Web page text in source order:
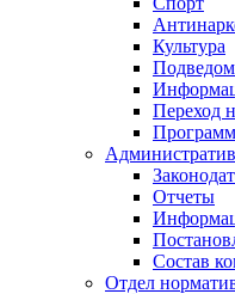
Культура
Переход
Отчеты
Состав
Отдел